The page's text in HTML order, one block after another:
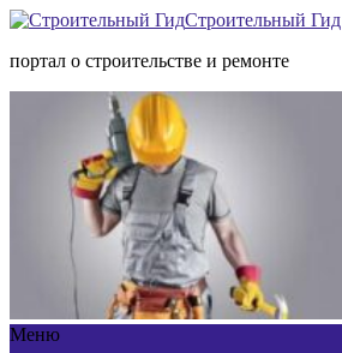
Строительный Гид
портал о строительстве и ремонте
Меню